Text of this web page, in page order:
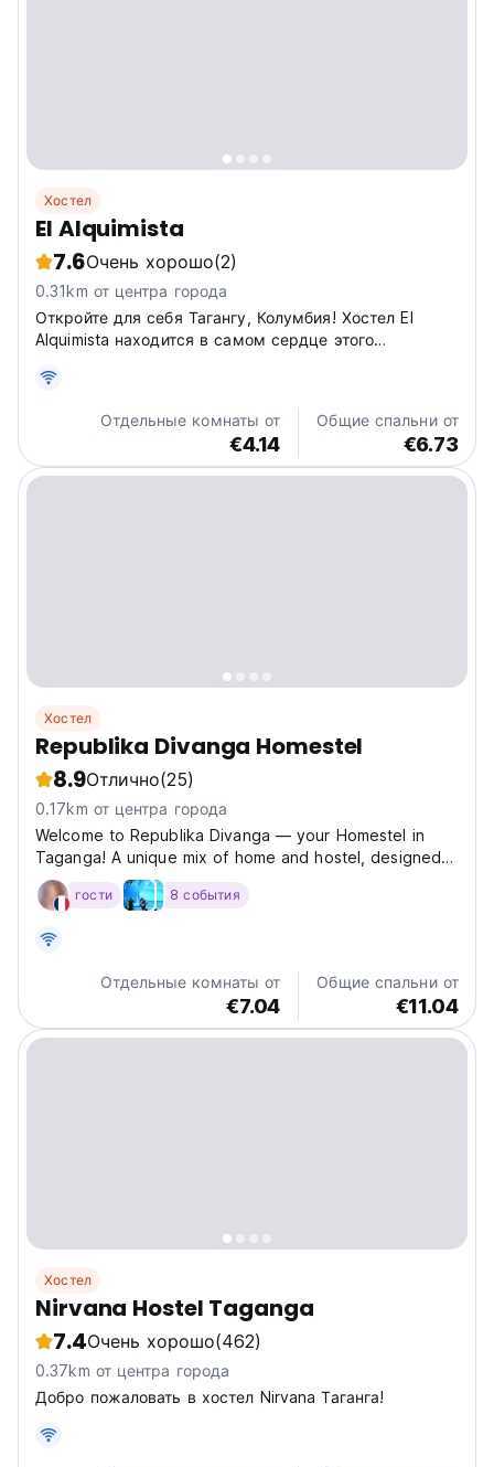
Хостел
El Alquimista
7.6Очень хорошо(2)
0.31km от центра города
Откройте для себя Тагангу, Колумбия! Хостел El
Alquimista находится в самом сердце этого
знакомства с побережьем и общения. (Auto-
Отдельные комнаты от
€4.14
Общие спальни от
€6.73
Хостел
Republika Divanga Homestel
8.9Отлично(25)
0.17km от центра города
Welcome to Republika Divanga — your Homestel in
Taganga! A unique mix of home and hostel, designed
for travelers who want to feel comfortable, stay
connected, and enjoy the social vibe. Whether you’re
decreasing...
гости 8 события
Отдельные комнаты от
€7.04
Общие спальни от
€11.04
Хостел
Nirvana Hostel Taganga
7.4Очень хорошо(462)
0.37km от центра города
Добро пожаловать в хостел Nirvana Таганга!